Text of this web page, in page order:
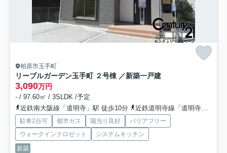
柏原市玉手町
リーブルガーデン玉手町 ２号棟 ／新築一戸建
3,090万円
- / 97.60㎡ / 3SLDK /予定
近鉄南大阪線「道明寺」駅 徒歩10分
近鉄道明寺線「道明寺」駅 徒歩10分
駐車2台可 都市ガス 陽当り良好
バリアフリー
ウォークインクロゼット
システムキッチン
新築